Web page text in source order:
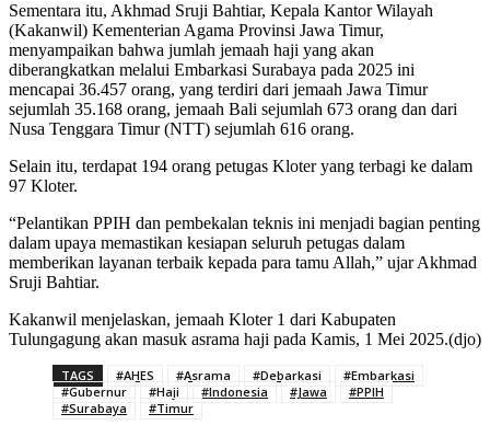
Sementara itu, Akhmad Sruji Bahtiar, Kepala Kantor Wilayah
(Kakanwil) Kementerian Agama Provinsi Jawa Timur,
menyampaikan bahwa jumlah jemaah haji yang akan
diberangkatkan melalui Embarkasi Surabaya pada 2025 ini
mencapai 36.457 orang, yang terdiri dari jemaah Jawa Timur
sejumlah 35.168 orang, jemaah Bali sejumlah 673 orang dan dari
Nusa Tenggara Timur (NTT) sejumlah 616 orang.
Selain itu, terdapat 194 orang petugas Kloter yang terbagi ke dalam
97 Kloter.
“Pelantikan PPIH dan pembekalan teknis ini menjadi bagian penting
dalam upaya memastikan kesiapan seluruh petugas dalam
memberikan layanan terbaik kepada para tamu Allah,” ujar Akhmad
Sruji Bahtiar.
Kakanwil menjelaskan, jemaah Kloter 1 dari Kabupaten
Tulungagung akan masuk asrama haji pada Kamis, 1 Mei 2025.(djo)
TAGS #AHES #Asrama #Debarkasi
#Embarkasi
#Gubernur
#Haji #Indonesia #Jawa
#PPIH
#Surabaya
#Timur